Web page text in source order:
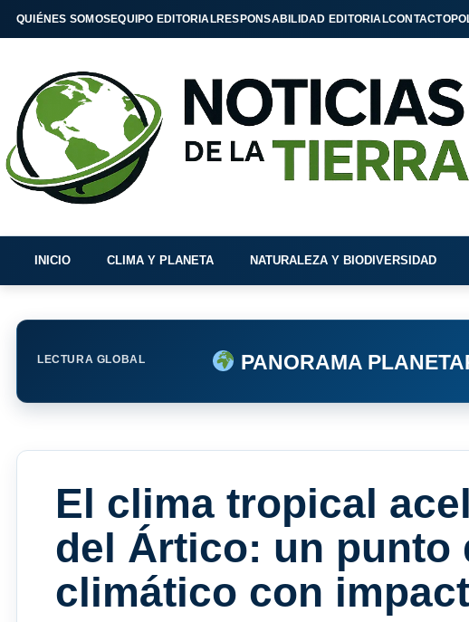
QUIÉNES SOMOSEQUIPO EDITORIALRESPONSABILIDAD EDITORIALCONTACTO
INICIO CLIMA Y PLANETA NATURALEZA Y BIODIVERSIDAD
LECTURA GLOBAL PANORAMA
El clima tropical
del Ártico: un punto
climático con